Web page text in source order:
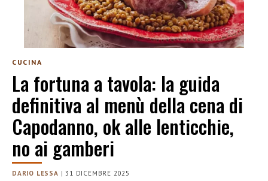
CUCINA
La fortuna a tavola: la guida
definitiva al menù della cena di
Capodanno, ok alle lenticchie,
no ai gamberi
DARIO LESSA |31 DICEMBRE 2025